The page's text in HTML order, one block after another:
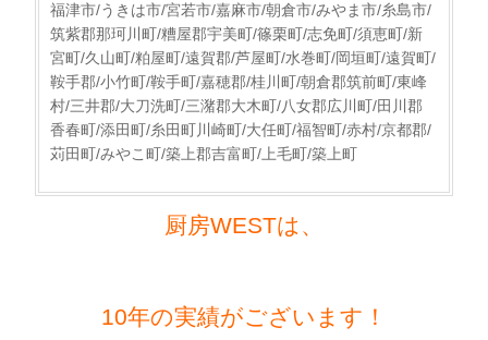
福津市/うきは市/宮若市/嘉麻市/朝倉市/みやま市/糸島市/
筑紫郡那珂川町/糟屋郡宇美町/篠栗町/志免町/須恵町/新
宮町/久山町/粕屋町/遠賀郡/芦屋町/水巻町/岡垣町/遠賀町/
鞍手郡/小竹町/鞍手町/嘉穂郡/桂川町/朝倉郡筑前町/東峰
村/三井郡/大刀洗町/三潴郡大木町/八女郡広川町/田川郡
香春町/添田町/糸田町川崎町/大任町/福智町/赤村/京都郡/
苅田町/みやこ町/築上郡吉富町/上毛町/築上町
厨房WESTは、
10年の実績がございます！